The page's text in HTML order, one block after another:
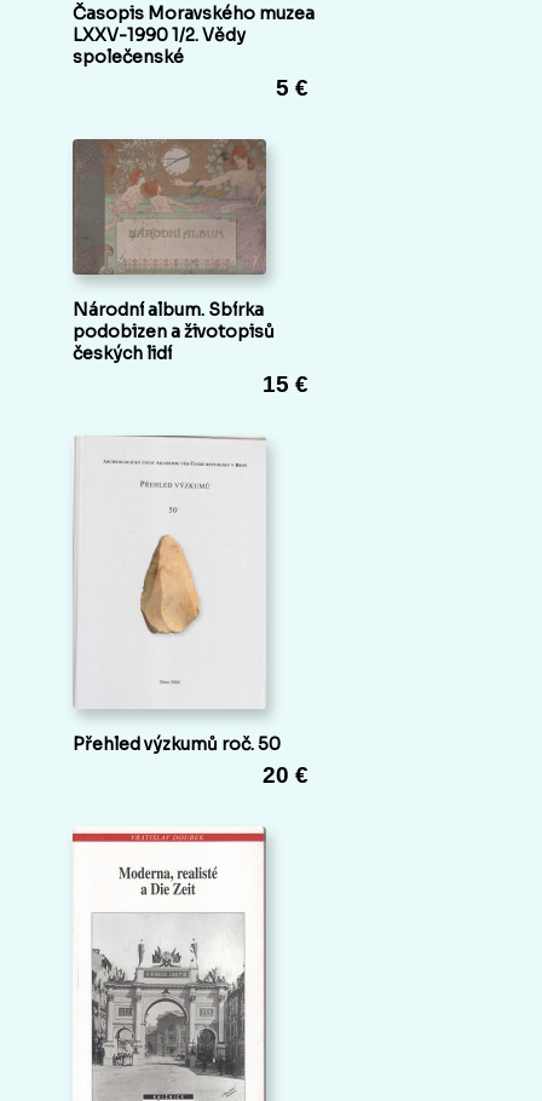
Časopis Moravského muzea
LXXV-1990 1/2. Vědy
společenské
5 €
Národní album. Sbírka
podobizen a životopisů
českých lidí
15 €
Přehled výzkumů roč. 50
20 €